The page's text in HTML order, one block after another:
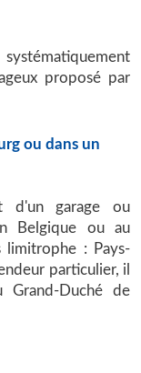
proposé par
ou dans un
d'un garage ou
Belgique ou au
limitrophe : Pays-
particulier, il
Duché de